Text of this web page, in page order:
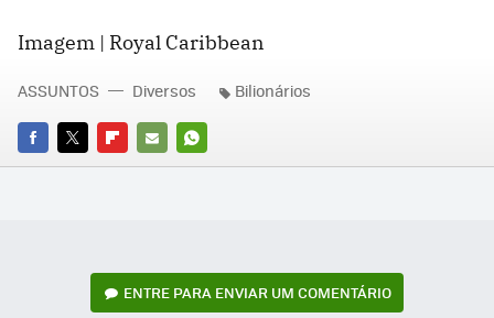
Imagem | Royal Caribbean
FACEBOOK
TWITTERFLIPBOARD
E-
WHATSAPP
ASSUNTOS Diversos Bilionários
ENTRE PARA ENVIAR UM COMENTÁRIO